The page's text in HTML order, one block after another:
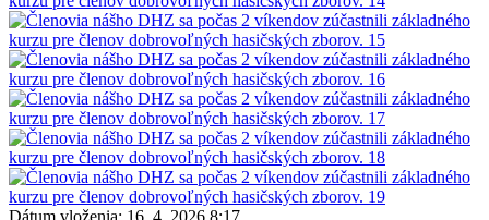
Dátum vloženia: 16. 4. 2026 8:17